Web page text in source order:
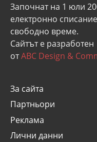
Започнат на 1 юли
eлектронно
свободно време.
Сайтът е разработен
отABC Design &
За сайта
Партньори
Реклама
Лични данни